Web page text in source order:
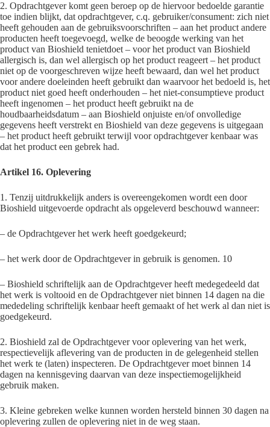
2. Opdrachtgever komt geen beroep op de hiervoor bedoelde garantie
toe indien blijkt, dat opdrachtgever, c.q. gebruiker/consument: zich niet
heeft gehouden aan de gebruiksvoorschriften – aan het product andere
producten heeft toegevoegd, welke de beoogde werking van het
product van Bioshield tenietdoet – voor het product van Bioshield
allergisch is, dan wel allergisch op het product reageert – het product
niet op de voorgeschreven wijze heeft bewaard, dan wel het product
voor andere doeleinden heeft gebruikt dan waarvoor het bedoeld is, het
product niet goed heeft onderhouden – het niet-consumptieve product
heeft ingenomen – het product heeft gebruikt na de
houdbaarheidsdatum – aan Bioshield onjuiste en/of onvolledige
gegevens heeft verstrekt en Bioshield van deze gegevens is uitgegaan
– het product heeft gebruikt terwijl voor opdrachtgever kenbaar was
dat het product een gebrek had.
Artikel 16. Oplevering
1. Tenzij uitdrukkelijk anders is overeengekomen wordt een door
Bioshield uitgevoerde opdracht als opgeleverd beschouwd wanneer:
– de Opdrachtgever het werk heeft goedgekeurd;
– het werk door de Opdrachtgever in gebruik is genomen. 10
– Bioshield schriftelijk aan de Opdrachtgever heeft medegedeeld dat
het werk is voltooid en de Opdrachtgever niet binnen 14 dagen na die
mededeling schriftelijk kenbaar heeft gemaakt of het werk al dan niet is
goedgekeurd.
2. Bioshield zal de Opdrachtgever voor oplevering van het werk,
respectievelijk aflevering van de producten in de gelegenheid stellen
het werk te (laten) inspecteren. De Opdrachtgever moet binnen 14
dagen na kennisgeving daarvan van deze inspectiemogelijkheid
gebruik maken.
3. Kleine gebreken welke kunnen worden hersteld binnen 30 dagen na
oplevering zullen de oplevering niet in de weg staan.